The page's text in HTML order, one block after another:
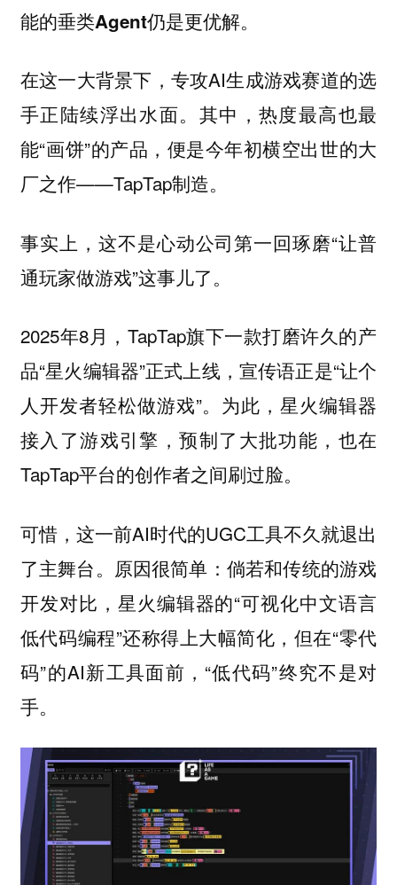
能的垂类Agent仍是更优解。
在这一大背景下，专攻AI生成游戏赛道的选
手正陆续浮出水面。其中，热度最高也最
能“画饼”的产品，便是今年初横空出世的大
厂之作——TapTap制造。
事实上，这不是心动公司第一回琢磨“让普
通玩家做游戏”这事儿了。
2025年8月，TapTap旗下一款打磨许久的产
品“星火编辑器”正式上线，宣传语正是“让个
人开发者轻松做游戏”。为此，星火编辑器
接入了游戏引擎，预制了大批功能，也在
TapTap平台的创作者之间刷过脸。
可惜，这一前AI时代的UGC工具不久就退出
了主舞台。原因很简单：倘若和传统的游戏
开发对比，星火编辑器的“可视化中文语言
低代码编程”还称得上大幅简化，但在“零代
码”的AI新工具面前，“低代码”终究不是对
手。